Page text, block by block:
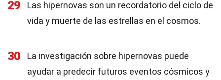
29
Las hipernovas son un recordatorio del ciclo de
vida y muerte de las estrellas en el cosmos.
30
La investigación sobre hipernovas puede
ayudar a predecir futuros eventos cósmicos y